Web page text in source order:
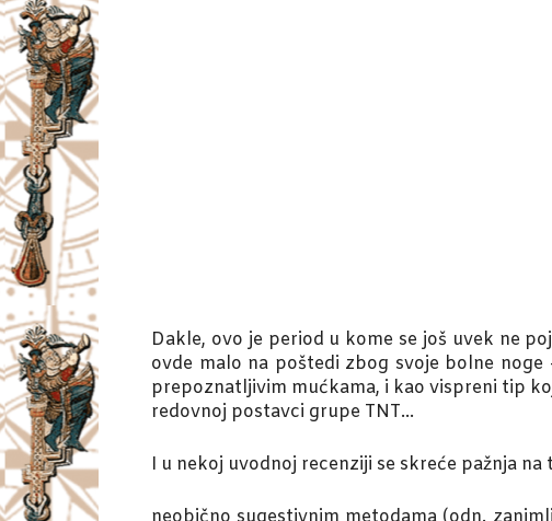
Dakle, ovo je period u kome se još uvek ne
ovde malo na poštedi zbog svoje bolne
prepoznatljivim mućkama, i kao vispreni tip
redovnoj postavci grupe TNT…
I u nekoj uvodnoj recenziji se skreće pažnja